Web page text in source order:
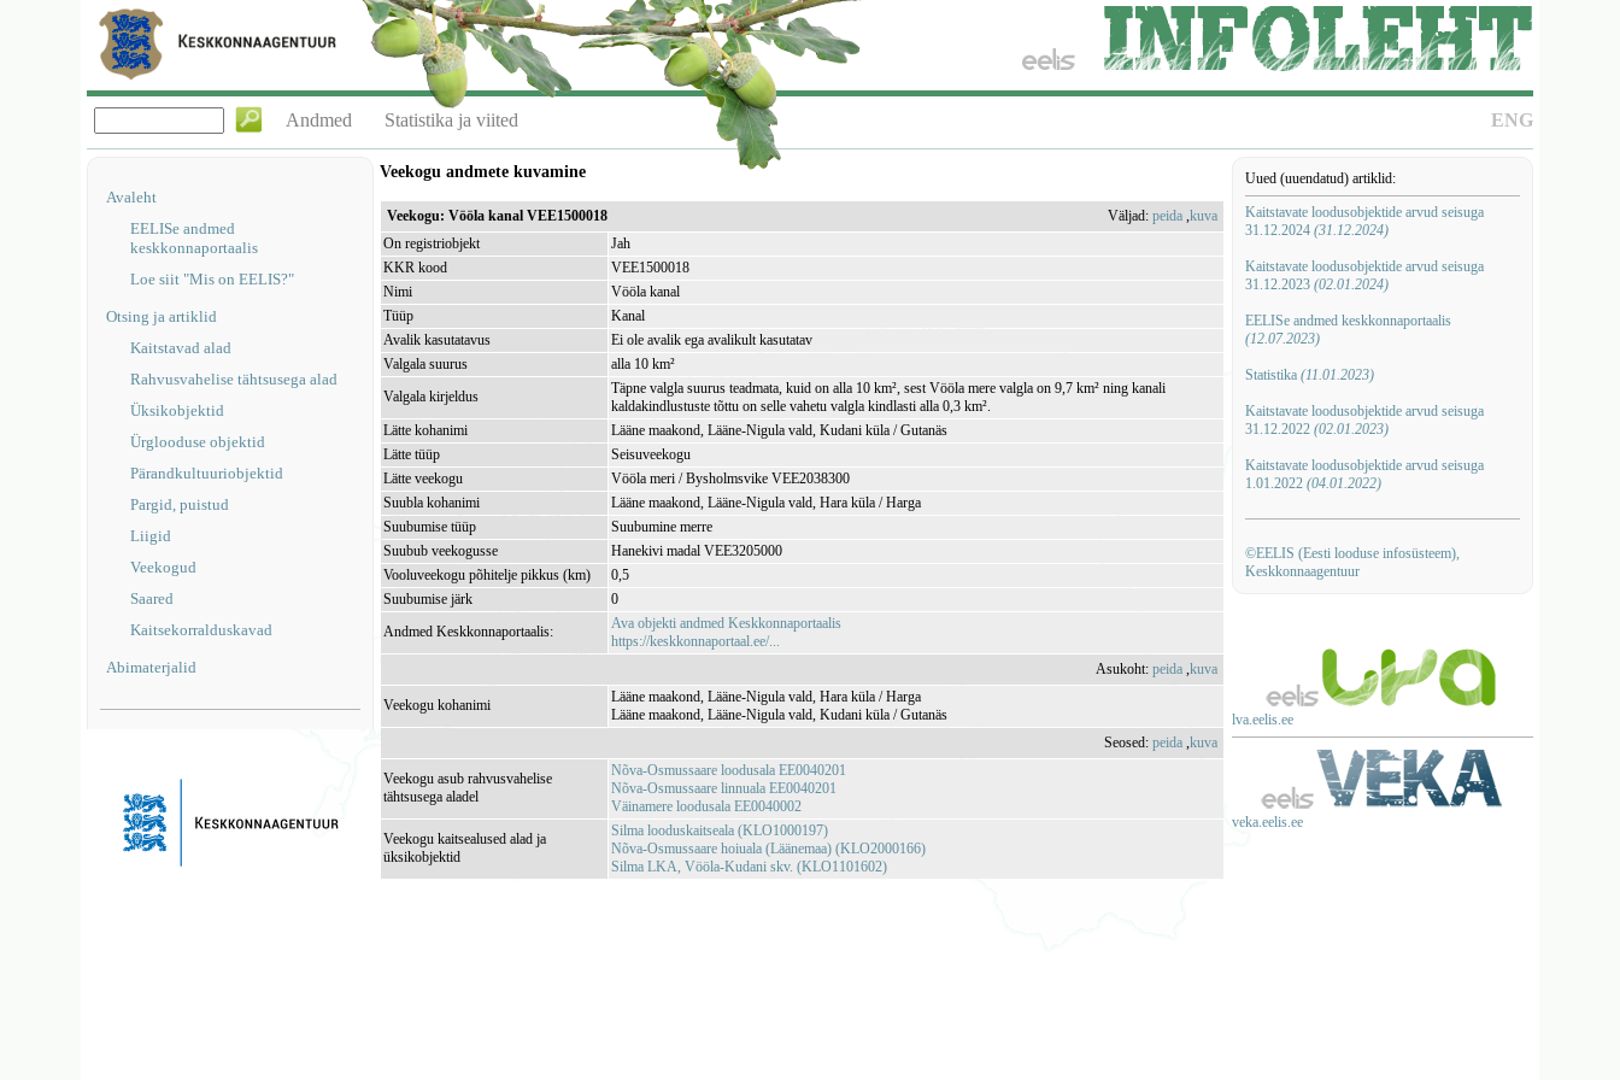
ENG
Andmed Statistika ja viited
Avaleht
EELISe andmed
keskkonnaportaalis
Loe siit "Mis on EELIS?"
Otsing ja artiklid
Kaitstavad alad
Rahvusvahelise tähtsusega alad
Üksikobjektid
Ürglooduse objektid
Pärandkultuuriobjektid
Pargid, puistud
Liigid
Veekogud
Saared
Kaitsekorralduskavad
Abimaterjalid
Uued (uuendatud) artiklid:
Kaitstavate loodusobjektide arvud seisuga
31.12.2024 (31.12.2024)
Kaitstavate loodusobjektide arvud seisuga
31.12.2023 (02.01.2024)
EELISe andmed keskkonnaportaalis
(12.07.2023)
Statistika (11.01.2023)
Kaitstavate loodusobjektide arvud seisuga
31.12.2022 (02.01.2023)
Kaitstavate loodusobjektide arvud seisuga
1.01.2022 (04.01.2022)
©EELIS (Eesti looduse infosüsteem),
Keskkonnaagentuur
lva.eelis.ee
veka.eelis.ee
Veekogu andmete kuvamine
Veekogu: Vööla kanal VEE1500018 Väljad:peida ,kuva
On registriobjekt
Jah
KKR kood
VEE1500018
Nimi
Vööla kanal
Tüüp
Kanal
Avalik kasutatavus
Ei ole avalik ega avalikult kasutatav
Valgala suurus
alla 10 km²
Valgala kirjeldus
Täpne valgla suurus teadmata, kuid on alla 10 km², sest Vööla mere valgla on 9,7 km² ning kanali
kaldakindlustuste tõttu on selle vahetu valgla kindlasti alla 0,3 km².
Lätte kohanimi
Lääne maakond, Lääne-Nigula vald, Kudani küla / Gutanäs
Lätte tüüp
Seisuveekogu
Lätte veekogu
Vööla meri / Bysholmsvike VEE2038300
Suubla kohanimi
Lääne maakond, Lääne-Nigula vald, Hara küla / Harga
Suubumise tüüp
Suubumine merre
Suubub veekogusse
Hanekivi madal VEE3205000
Vooluveekogu põhitelje pikkus (km)
0,5
Suubumise järk
0
Andmed Keskkonnaportaalis:
Ava objekti andmed Keskkonnaportaalis
https://keskkonnaportaal.ee/...
Asukoht:peida ,kuva
Veekogu kohanimi
Lääne maakond, Lääne-Nigula vald, Hara küla / Harga
Lääne maakond, Lääne-Nigula vald, Kudani küla / Gutanäs
Seosed:peida ,kuva
Veekogu asub rahvusvahelise
tähtsusega aladel
Nõva-Osmussaare loodusala EE0040201
Nõva-Osmussaare linnuala EE0040201
Väinamere loodusala EE0040002
Veekogu kaitsealused alad ja
üksikobjektid
Silma looduskaitseala (KLO1000197)
Nõva-Osmussaare hoiuala (Läänemaa) (KLO2000166)
Silma LKA, Vööla-Kudani skv. (KLO1101602)